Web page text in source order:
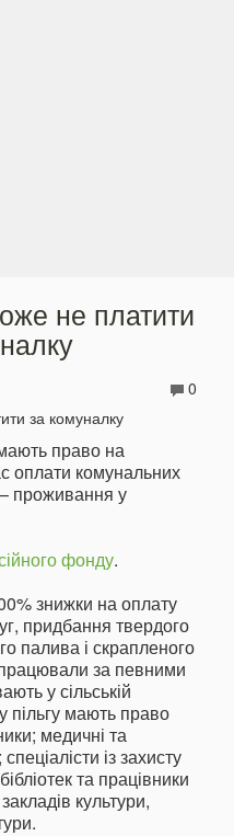
не платити
0
мають право на
оплати комунальних
проживання у
фонду.
знижки на оплату
придбання твердого
палива і скрапленого
за певними
у сільській
пільгу мають право
медичні та
із захисту
та працівники
культури,